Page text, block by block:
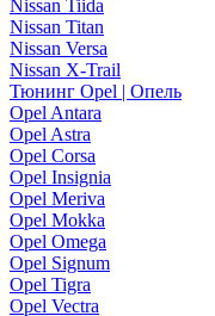
Nissan Tiida
Nissan Titan
Nissan Versa
Nissan X-Trail
Тюнинг Opel | Опель
Opel Antara
Opel Astra
Opel Corsa
Opel Insignia
Opel Meriva
Opel Mokka
Opel Omega
Opel Signum
Opel Tigra
Opel Vectra